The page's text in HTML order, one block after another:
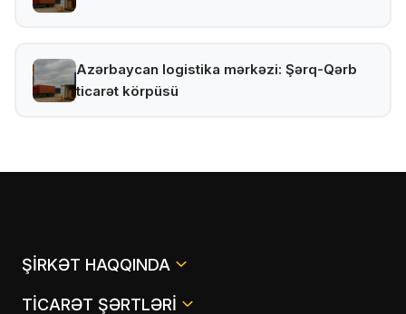
Azərbaycan logistika mərkəzi: Şərq-Qərb
ticarət körpüsü
ŞIRKƏT HAQQINDA
TICARƏT ŞƏRTLƏRI